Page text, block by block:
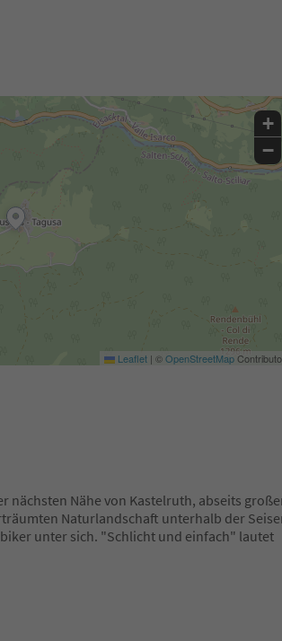
+
−
Leaflet | ©OpenStreetMap
nächsten Nähe von Kastelruth, abseits
Naturlandschaft unterhalb der
unter sich. "Schlicht und einfach" lautet